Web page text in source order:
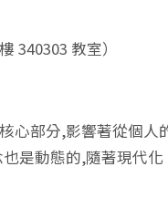
340303 教室）
心部分,影響著從個
是動態的,隨著現代